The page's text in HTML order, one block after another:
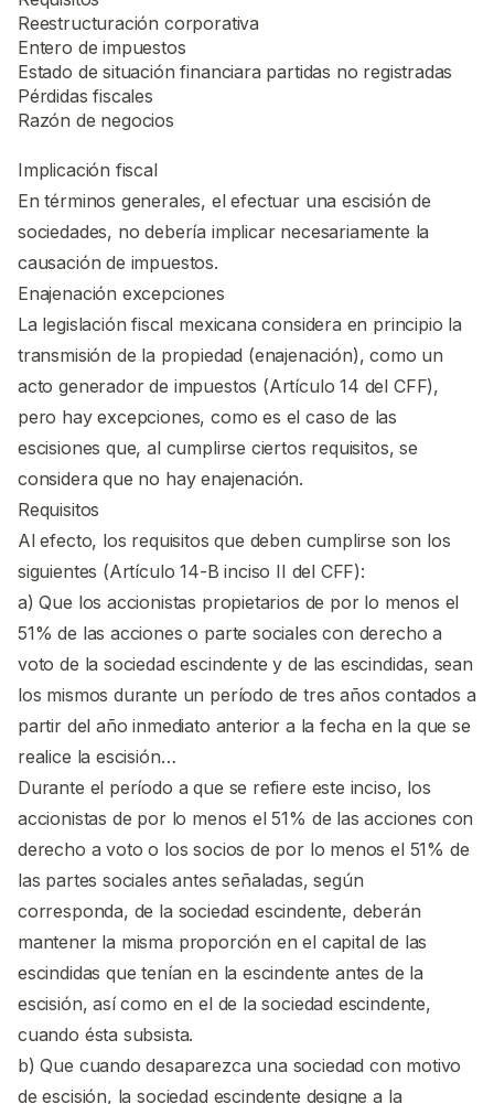
Reestructuración corporativa
Entero de impuestos
Estado de situación financiara partidas no registradas
Pérdidas fiscales
Razón de negocios
Implicación fiscal
En términos generales, el efectuar una escisión de
sociedades, no debería implicar necesariamente la
causación de impuestos.
Enajenación excepciones
La legislación fiscal mexicana considera en principio la
transmisión de la propiedad (enajenación), como un
acto generador de impuestos (Artículo 14 del CFF),
pero hay excepciones, como es el caso de las
escisiones que, al cumplirse ciertos requisitos, se
considera que no hay enajenación.
Requisitos
Al efecto, los requisitos que deben cumplirse son los
siguientes (Artículo 14-B inciso II del CFF):
a) Que los accionistas propietarios de por lo menos el
51% de las acciones o parte sociales con derecho a
voto de la sociedad escindente y de las escindidas, sean
los mismos durante un período de tres años contados a
partir del año inmediato anterior a la fecha en la que se
realice la escisión…
Durante el período a que se refiere este inciso, los
accionistas de por lo menos el 51% de las acciones con
derecho a voto o los socios de por lo menos el 51% de
las partes sociales antes señaladas, según
corresponda, de la sociedad escindente, deberán
mantener la misma proporción en el capital de las
escindidas que tenían en la escindente antes de la
escisión, así como en el de la sociedad escindente,
cuando ésta subsista.
b) Que cuando desaparezca una sociedad con motivo
de escisión, la sociedad escindente designe a la